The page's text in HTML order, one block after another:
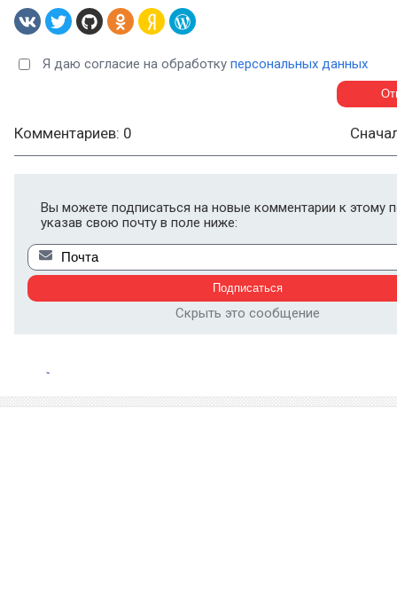
Я даю согласие на обработку персональных данных
Комментариев: 0
Вы можете подписаться на новые комментарии к этому
указав свою почту в поле ниже:
Скрыть это сообщение